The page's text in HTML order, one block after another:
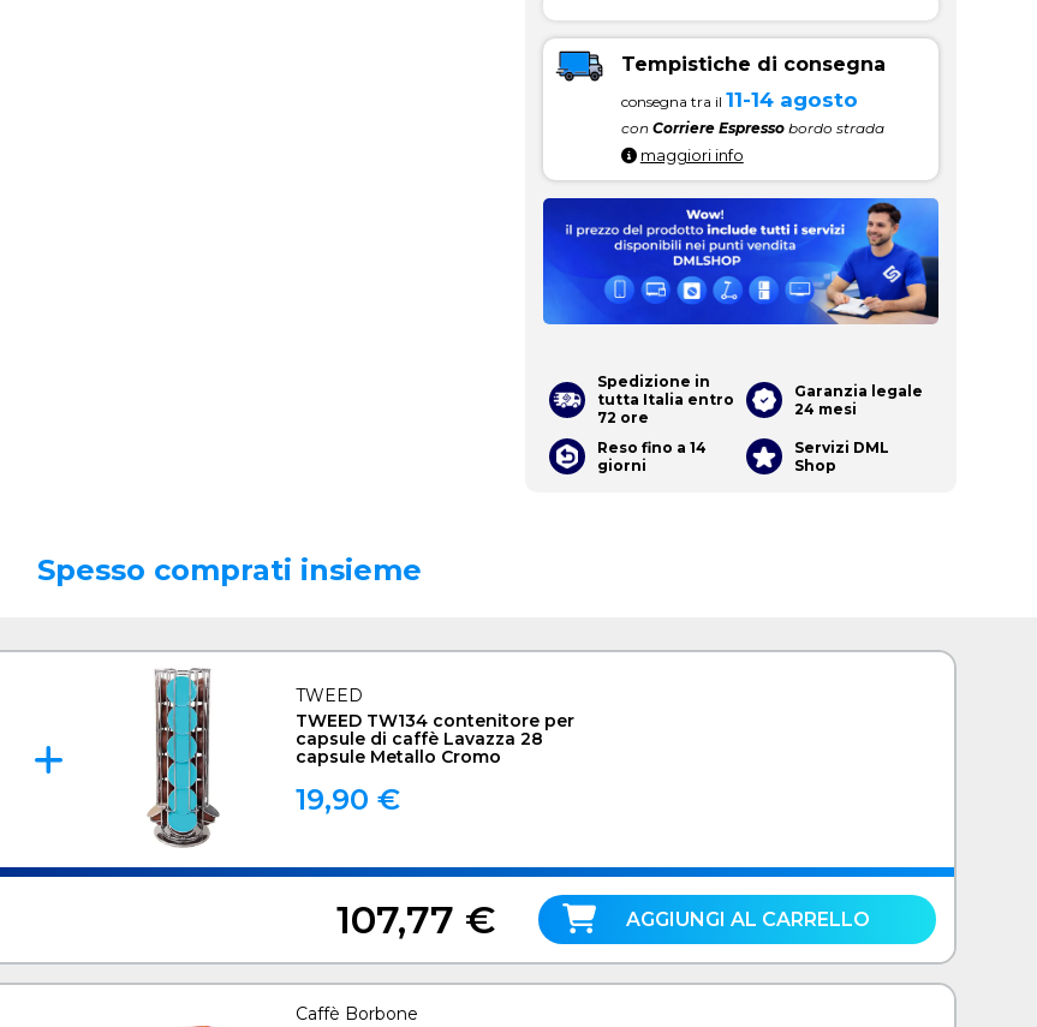
Tempistiche di consegna
consegna tra il 11-14 agosto
con Corriere Espressobordo strada
maggiori info
Spedizione in
tutta Italia entro
72 ore
Garanzia legale
24 mesi
Reso fino a 14
giorni
Servizi DML
Shop
Spesso comprati insieme
TWEED
TWEED TW134 contenitore per
capsule di caffè Lavazza 28
capsule Metallo Cromo
19,90 €
107,77 € AGGIUNGI AL CARRELLO
Caffè Borbone